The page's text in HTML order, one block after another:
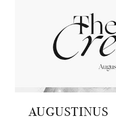
AUGUSTINUS